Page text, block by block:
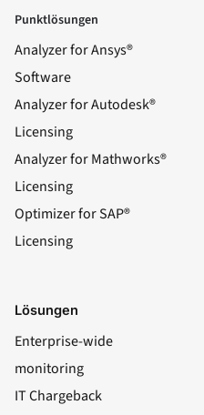
Punktlösungen
Analyzer for Ansys®
Software
Analyzer for Autodesk®
Licensing
Analyzer for Mathworks®
Licensing
Optimizer for SAP®
Licensing
Lösungen
Enterprise-wide
monitoring
IT Chargeback